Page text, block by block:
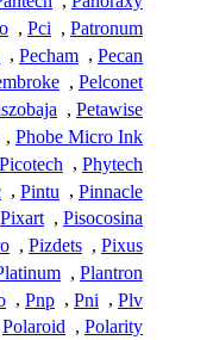
Patronum
,
Pci
,
Pecan
,
Pecham
,
Pelconet
,
Petawise
,
Phobe Micro Ink
,
Phytech
,
Picotech
Pinnacle
,
Pintu
,
Pisocosina
,
Pixart
Pixus
,
Pizdets
,
Plantron
,
Plv
,
Pni
,
Pnp
,
Polarity
,
Polaroid